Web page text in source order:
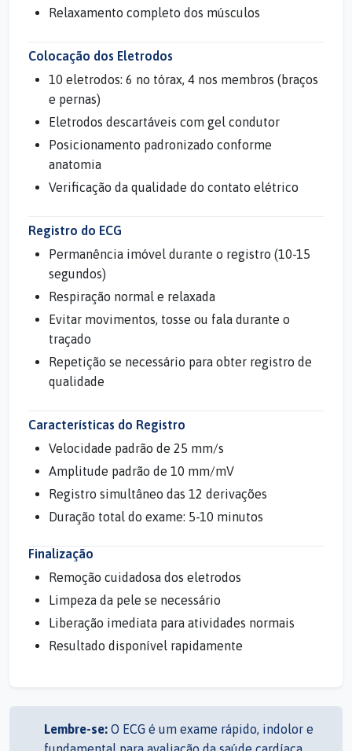
Relaxamento completo dos músculos
Colocação dos Eletrodos
10 eletrodos: 6 no tórax, 4 nos membros (braços
e pernas)
Eletrodos descartáveis com gel condutor
Posicionamento padronizado conforme
anatomia
Verificação da qualidade do contato elétrico
Registro do ECG
Permanência imóvel durante o registro (10-15
segundos)
Respiração normal e relaxada
Evitar movimentos, tosse ou fala durante o
traçado
Repetição se necessário para obter registro de
qualidade
Características do Registro
Velocidade padrão de 25 mm/s
Amplitude padrão de 10 mm/mV
Registro simultâneo das 12 derivações
Duração total do exame: 5-10 minutos
Finalização
Remoção cuidadosa dos eletrodos
Limpeza da pele se necessário
Liberação imediata para atividades normais
Resultado disponível rapidamente
Lembre-se: O ECG é um exame rápido, indolor e